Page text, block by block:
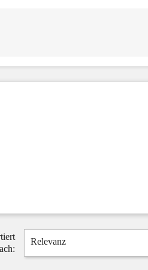
Relevanz